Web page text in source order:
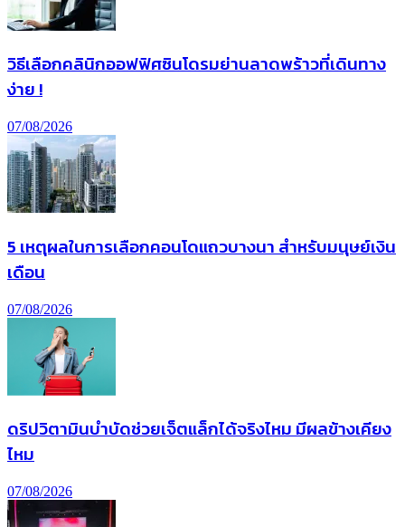
วิธีเลือกคลินิกออฟฟิศซินโดรมย่านลาดพร้าวที่เดินทาง
ง่าย !
07/08/2026
5 เหตุผลในการเลือกคอนโดแถวบางนา สำหรับมนุษย์เงิน
เดือน
07/08/2026
ดริปวิตามินบำบัดช่วยเจ็ตแล็กได้จริงไหม มีผลข้างเคียง
ไหม
07/08/2026